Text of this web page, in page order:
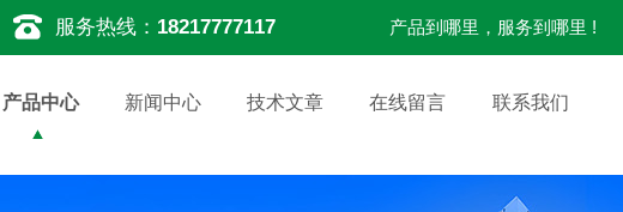
服务热线： 18217777117 产品到哪里，服务到哪里 !
产品中心 新闻中心 技术文章 在线留言 联系我们